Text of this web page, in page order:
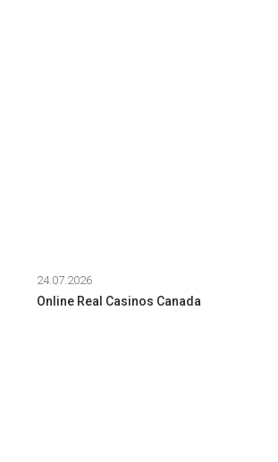
24.07.2026
Online Real Casinos Canada